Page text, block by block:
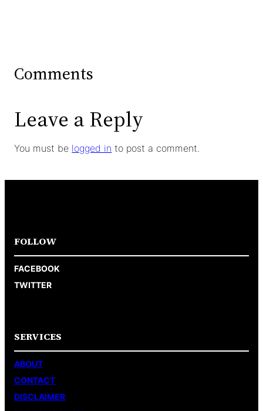
Comments
Leave a Reply
You must be logged in to post a comment.
FOLLOW
FACEBOOK
TWITTER
SERVICES
ABOUT
CONTACT
DISCLAIMER